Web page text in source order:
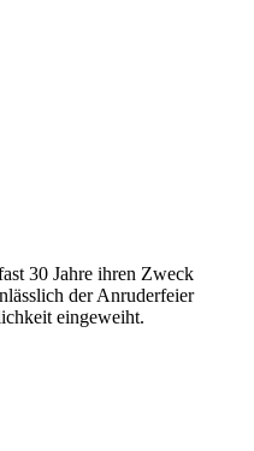
30 Jahre ihren Zweck
der Anruderfeier
eingeweiht.